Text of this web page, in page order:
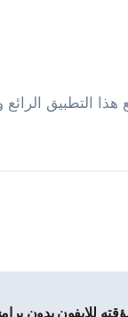
التطبيق
للايفون بدون